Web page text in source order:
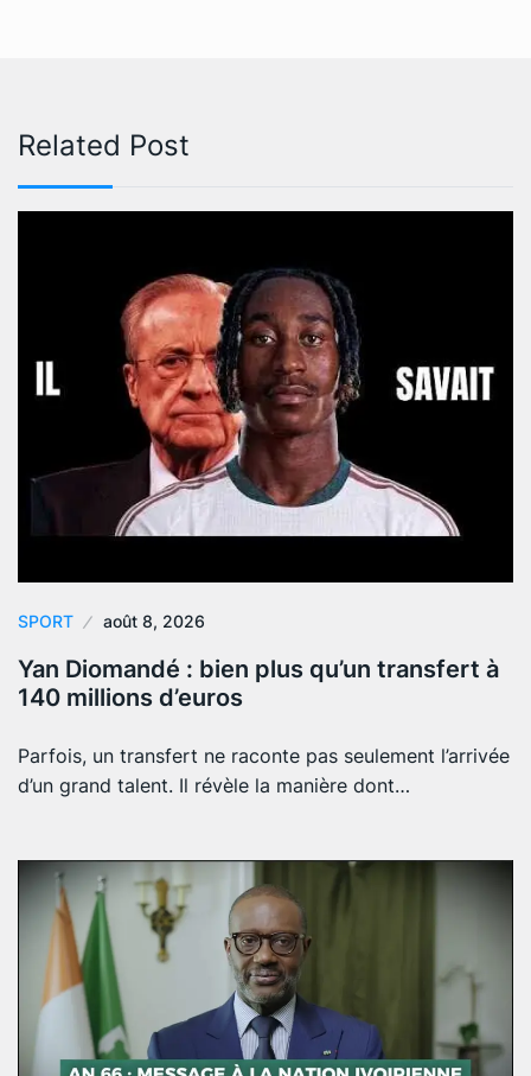
Related Post
SPORT août 8, 2026
Yan Diomandé : bien plus qu’un transfert à
140 millions d’euros
Parfois, un transfert ne raconte pas seulement l’arrivée
d’un grand talent. Il révèle la manière dont…